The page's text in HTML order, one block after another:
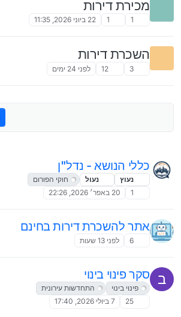
מכירת דירות
1
1 22 ביוני 2026, 11:35
השכרת דירות
3
12 לפני 24 ימים
כללי הנושא - נדל"ן
נעוץ נעול
חוקי הפורום
1
20 באפר׳ 2026, 22:26
אתר להשכרת דירות בחינם
6 לפני 13 שעות
ב סקר פינוי בינוי
פינוי בינוי
התחדשות עירונית
25
7 ביולי 2026, 17:40